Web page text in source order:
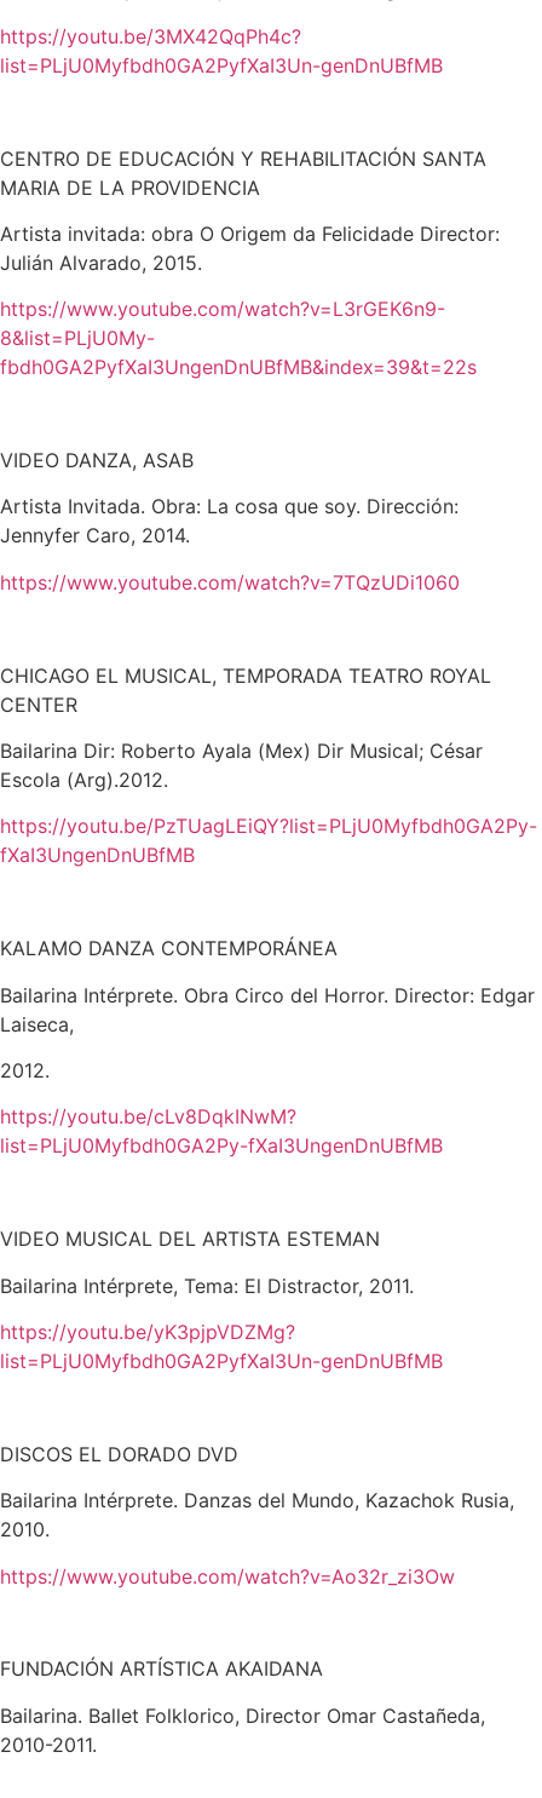
https://youtu.be/3MX42QqPh4c?
list=PLjU0Myfbdh0GA2PyfXaI3Un-genDnUBfMB
CENTRO DE EDUCACIÓN Y REHABILITACIÓN SANTA
MARIA DE LA PROVIDENCIA
Artista invitada: obra O Origem da Felicidade Director:
Julián Alvarado, 2015.
https://www.youtube.com/watch?v=L3rGEK6n9-
8&list=PLjU0My-
fbdh0GA2PyfXaI3UngenDnUBfMB&index=39&t=22s
VIDEO DANZA, ASAB
Artista Invitada. Obra: La cosa que soy. Dirección:
Jennyfer Caro, 2014.
https://www.youtube.com/watch?v=7TQzUDi1060
CHICAGO EL MUSICAL, TEMPORADA TEATRO ROYAL
CENTER
Bailarina Dir: Roberto Ayala (Mex) Dir Musical; César
Escola (Arg).2012.
https://youtu.be/PzTUagLEiQY?list=PLjU0Myfbdh0GA2Py-
fXaI3UngenDnUBfMB
KALAMO DANZA CONTEMPORÁNEA
Bailarina Intérprete. Obra Circo del Horror. Director: Edgar
Laiseca,
2012.
https://youtu.be/cLv8DqkINwM?
list=PLjU0Myfbdh0GA2Py-fXaI3UngenDnUBfMB
VIDEO MUSICAL DEL ARTISTA ESTEMAN
Bailarina Intérprete, Tema: El Distractor, 2011.
https://youtu.be/yK3pjpVDZMg?
list=PLjU0Myfbdh0GA2PyfXaI3Un-genDnUBfMB
DISCOS EL DORADO DVD
Bailarina Intérprete. Danzas del Mundo, Kazachok Rusia,
2010.
https://www.youtube.com/watch?v=Ao32r_zi3Ow
FUNDACIÓN ARTÍSTICA AKAIDANA
Bailarina. Ballet Folklorico, Director Omar Castañeda,
2010-2011.